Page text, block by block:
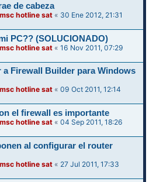
de cabeza
msc hotline sat « 30 Ene 2012, 21:31
PC?? (SOLUCIONADO)
msc hotline sat «16 Nov 2011, 07:29
a Firewall Builder para Windows
msc hotline sat «09 Oct 2011, 12:14
el firewall es importante
msc hotline sat «04 Sep 2011, 18:26
al configurar el router
msc hotline sat « 27 Jul 2011, 17:33